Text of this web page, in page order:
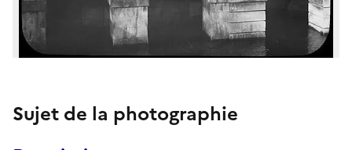
Sujet de la photographie